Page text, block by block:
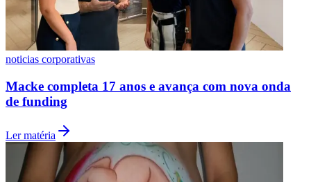
Santos
noticias corporativas
Macke completa 17 anos e avança com nova onda
de funding
Ler matéria